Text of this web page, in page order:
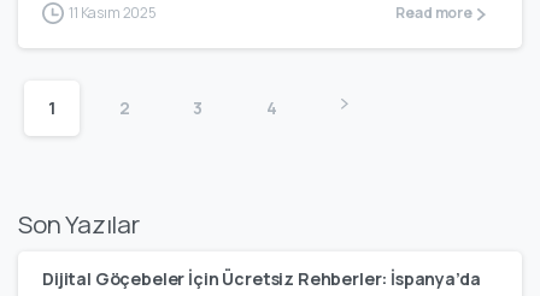
11 Kasım 2025 Read more
1 2 3 4
Son Yazılar
Dijital Göçebeler İçin Ücretsiz Rehberler: İspanya’da